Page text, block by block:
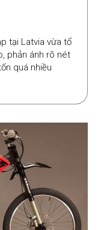
tại Latvia vừa tổ
phản ánh rõ nét
quá nhiều